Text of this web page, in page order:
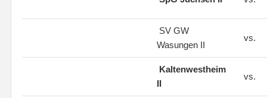
SV GW
Wasungen II
vs.
Kaltenwestheim
II
vs.